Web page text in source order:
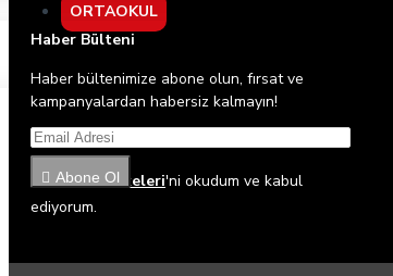
ORTAOKUL
Haber Bülteni
Haber bültenimize abone olun, fırsat ve
kampanyalardan habersiz kalmayın!
Abone Ol
Gizlilik İlkeleri'ni okudum ve kabul
ediyorum.